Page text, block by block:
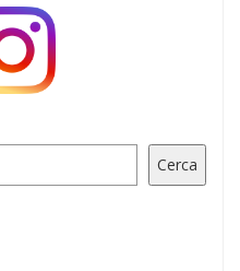
Cerca